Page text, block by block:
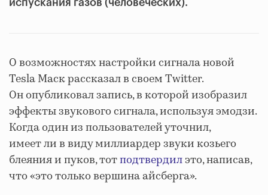
испускания газов (человеческих).
О возможностях настройки сигнала новой
Tesla Маск рассказал в своем Twitter.
Он опубликовал запись, в которой изобразил
эффекты звукового сигнала, используя эмодзи.
Когда один из пользователей уточнил,
имеет ли в виду миллиардер звуки козьего
блеяния и пуков, тотподтвердилэто, написав,
что «это только вершина айсберга».